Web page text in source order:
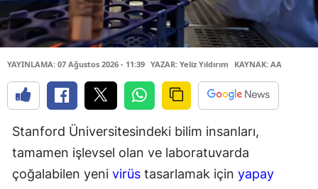
YAYINLAMA: 07 Ağustos 2026 - 11:39 YAZAR: Yeliz Yıldırım KAYNAK: AA
Stanford Üniversitesindeki bilim insanları,
tamamen işlevsel olan ve laboratuvarda
çoğalabilen yeni virüs tasarlamak için yapay